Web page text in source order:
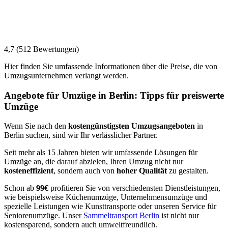
4,7 (512 Bewertungen)
Hier finden Sie umfassende Informationen über die Preise, die von
Umzugsunternehmen verlangt werden.
Angebote für Umzüge in Berlin: Tipps für preiswerte
Umzüge
Wenn Sie nach den kostengünstigsten Umzugsangeboten in
Berlin suchen, sind wir Ihr verlässlicher Partner.
Seit mehr als 15 Jahren bieten wir umfassende Lösungen für
Umzüge an, die darauf abzielen, Ihren Umzug nicht nur
kosteneffizient, sondern auch von hoher Qualität zu gestalten.
Schon ab 99€ profitieren Sie von verschiedensten Dienstleistungen,
wie beispielsweise Küchenumzüge, Unternehmensumzüge und
spezielle Leistungen wie Kunsttransporte oder unseren Service für
Seniorenumzüge. Unser Sammeltransport Berlin ist nicht nur
kostensparend, sondern auch umweltfreundlich.